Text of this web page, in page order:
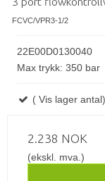
FCVC/VPR3-1/2
22E00D0130040
Max trykk: 350 bar
( Vis lager antal)
2.238 NOK
(ekskl. mva.)